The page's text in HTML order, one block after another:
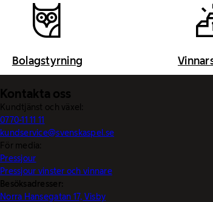
Bolagstyrning
Kontakta oss
Kundtjänst och växel:
0770-11 11 11
kundservice@svenskaspel.se
För media:
Pressjour
Pressjour vinster och vinnare
Besöksadresser:
Norra Hansegatan 17, Visby